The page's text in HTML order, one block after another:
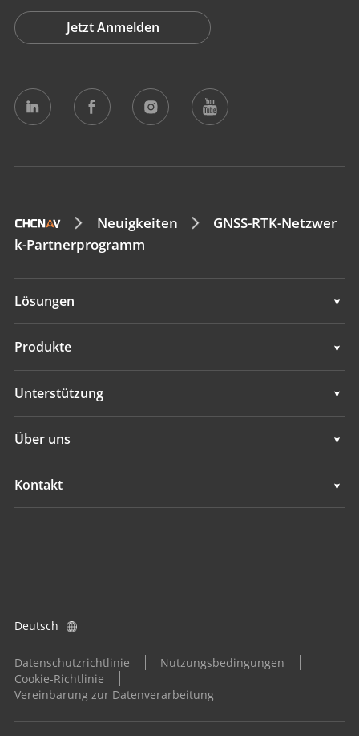
Jetzt Anmelden
Neuigkeiten
GNSS-RTK-Netzwer
k-Partnerprogramm
Lösungen
Vermessung und Ingenieurwesen
Hydrographie
GNSS-Ortungsdienste
Produkte
Vermessung und Ingenieurwesen
Hydrographie
Unterstützung
Über uns
Übersicht
Kontakt
Datenschutzrichtlinie
Nutzungsbedingungen
Cookie-Richtlinie
Vereinbarung zur Datenverarbeitung
Deutsch